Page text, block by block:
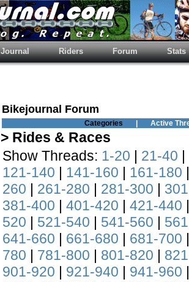
Journal Riders Forum Stats
Bikejournal Forum
Categories Active
> Rides & Races
Show Threads: 1-20 | 21-40 |
121-140 | 141-160 | 161-180
260 | 261-280 | 281-300 |
381-400 | 401-420 | 421-440
520 | 521-540 | 541-560 |
641-660 | 661-680 | 681-700
780 | 781-800 | 801-820 |
901-920 | 921-940 | 941-960